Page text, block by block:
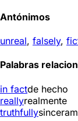
Antónimos
unreal, falsely,
Palabras
in factde hecho
reallyrealmente
truthfully